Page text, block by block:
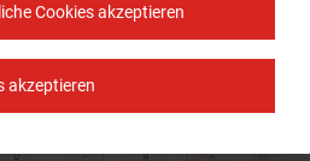
Cookies akzeptieren
akzeptieren